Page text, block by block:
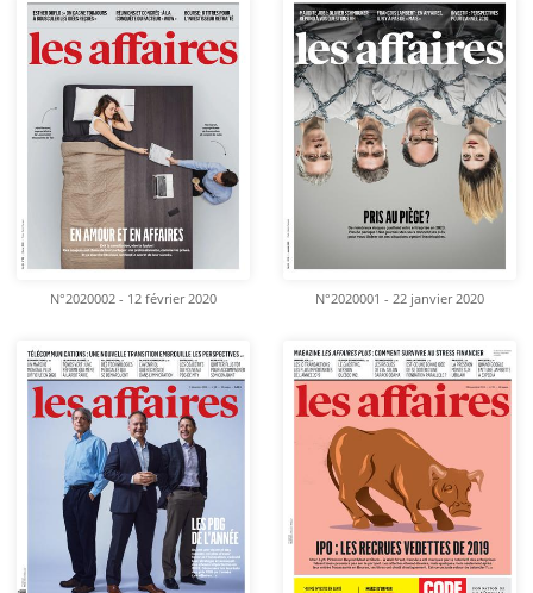
N°2020002 - 12 février 2020 N°2020001 - 22 janvier 2020